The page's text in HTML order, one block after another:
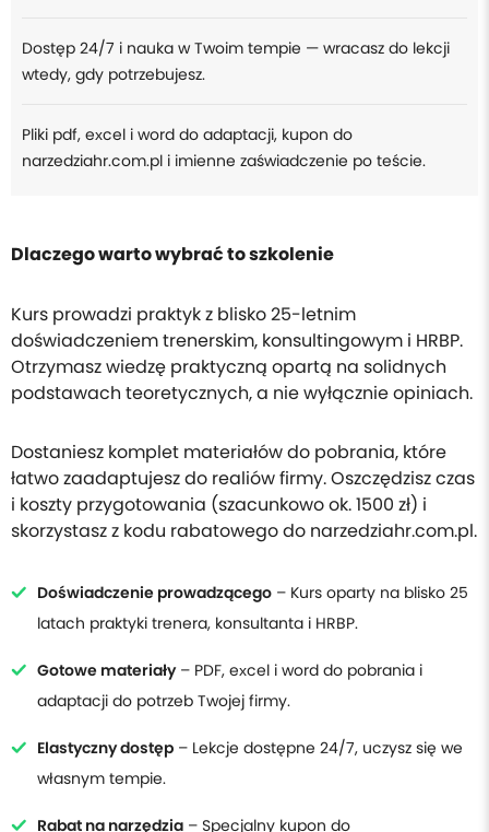
Dostęp 24/7 i nauka w Twoim tempie — wracasz do lekcji
wtedy, gdy potrzebujesz.
Pliki pdf, excel i word do adaptacji, kupon do
narzedziahr.com.pl i imienne zaświadczenie po teście.
Dlaczego warto wybrać to szkolenie
Kurs prowadzi praktyk z blisko 25-letnim
doświadczeniem trenerskim, konsultingowym i HRBP.
Otrzymasz wiedzę praktyczną opartą na solidnych
podstawach teoretycznych, a nie wyłącznie opiniach.
Dostaniesz komplet materiałów do pobrania, które
łatwo zaadaptujesz do realiów firmy. Oszczędzisz czas
i koszty przygotowania (szacunkowo ok. 1500 zł) i
skorzystasz z kodu rabatowego do narzedziahr.com.pl.
Doświadczenie prowadzącego – Kurs oparty na blisko 25
latach praktyki trenera, konsultanta i HRBP.
Gotowe materiały– PDF, excel i word do pobrania i
adaptacji do potrzeb Twojej firmy.
Elastyczny dostęp – Lekcje dostępne 24/7, uczysz się we
własnym tempie.
Rabat na narzędzia – Specjalny kupon do